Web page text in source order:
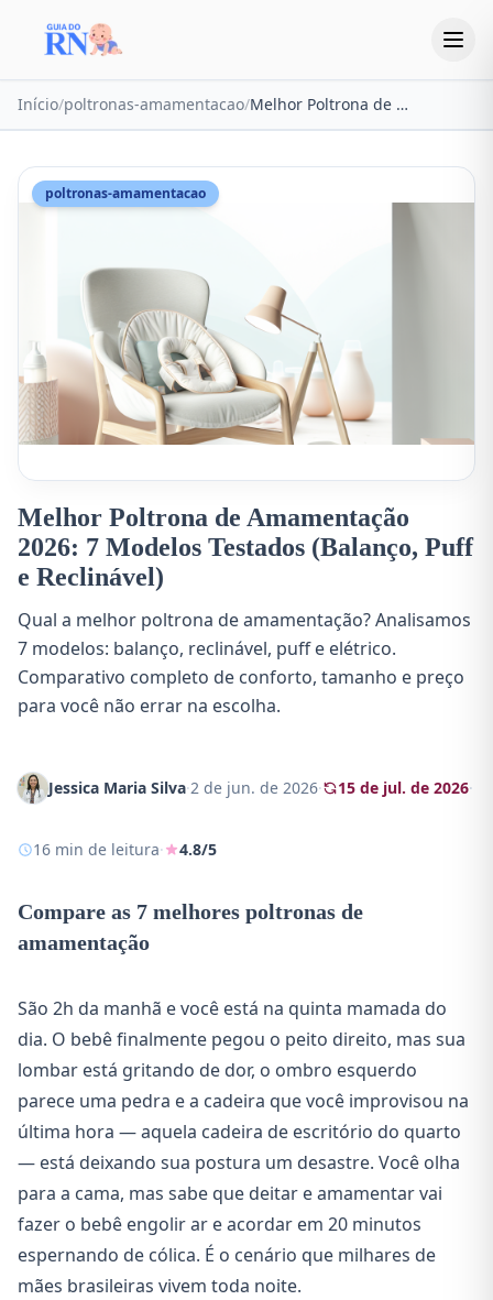
Início/poltronas-amamentacao/ Melhor Poltrona de Amamentação 2026: 7 Modelos Testados (Balanço, Puff e Reclinável)
poltronas-amamentacao
Melhor Poltrona de Amamentação
2026: 7 Modelos Testados (Balanço, Puff
e Reclinável)
Qual a melhor poltrona de amamentação? Analisamos
7 modelos: balanço, reclinável, puff e elétrico.
Comparativo completo de conforto, tamanho e preço
para você não errar na escolha.
Jessica Maria Silva·2 de jun. de 2026· 15 de jul. de 2026·
16 min de leitura· 4.8/5
Compare as 7 melhores poltronas de
amamentação
São 2h da manhã e você está na quinta mamada do
dia. O bebê finalmente pegou o peito direito, mas sua
lombar está gritando de dor, o ombro esquerdo
parece uma pedra e a cadeira que você improvisou na
última hora — aquela cadeira de escritório do quarto
— está deixando sua postura um desastre. Você olha
para a cama, mas sabe que deitar e amamentar vai
fazer o bebê engolir ar e acordar em 20 minutos
espernando de cólica. É o cenário que milhares de
mães brasileiras vivem toda noite.